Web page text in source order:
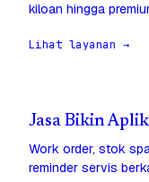
kiloan hingga
Lihat layanan →
Jasa Bikin
Work order, stok
reminder servis